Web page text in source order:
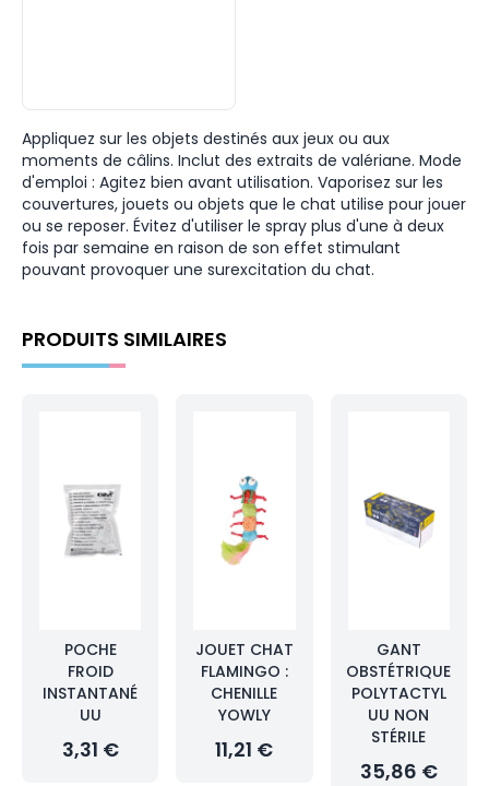
Appliquez sur les objets destinés aux jeux ou aux
moments de câlins. Inclut des extraits de valériane. Mode
d'emploi : Agitez bien avant utilisation. Vaporisez sur les
couvertures, jouets ou objets que le chat utilise pour jouer
ou se reposer. Évitez d'utiliser le spray plus d'une à deux
fois par semaine en raison de son effet stimulant
pouvant provoquer une surexcitation du chat.
PRODUITS SIMILAIRES
POCHE
FROID
INSTANTANÉ
UU
3,31 €
JOUET CHAT
FLAMINGO :
CHENILLE
YOWLY
11,21 €
GANT
OBSTÉTRIQUE
POLYTACTYL
UU NON
STÉRILE
35,86 €